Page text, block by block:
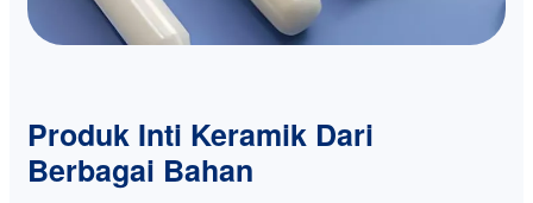
Produk Inti Keramik Dari
Berbagai Bahan